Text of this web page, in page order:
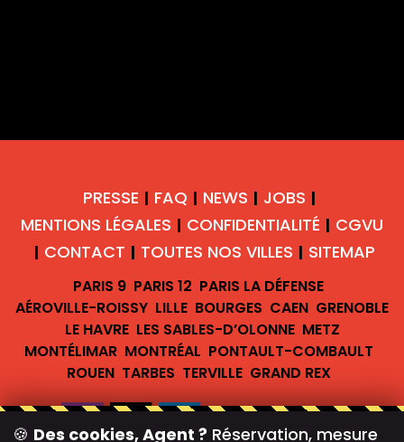
PRESSE | FAQ | NEWS | JOBS |
MENTIONS LÉGALES | CONFIDENTIALITÉ | CGVU
| CONTACT | TOUTES NOS VILLES | SITEMAP
PARIS 9 PARIS 12 PARIS LA DÉFENSE
AÉROVILLE-ROISSY LILLE BOURGES CAEN GRENOBLE
LE HAVRE LES SABLES-D’OLONNE METZ
MONTÉLIMAR MONTRÉAL PONTAULT-COMBAULT
ROUEN TARBES TERVILLE GRAND REX
🍪 Des cookies, Agent ? Réservation, mesure